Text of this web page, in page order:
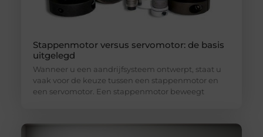
Stappenmotor versus servomotor: de basis
uitgelegd
Wanneer u een aandrijfsysteem ontwerpt, staat u
vaak voor de keuze tussen een stappenmotor en
een servomotor. Een stappenmotor beweegt